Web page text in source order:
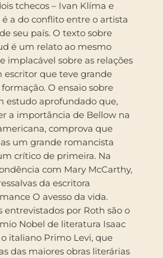
tchecos – Ivan Klíma e
a do conflito entre o artista
seu país. O texto sobre
é um relato ao mesmo
implacável sobre as relações
escritor que teve grande
O ensaio sobre
estudo aprofundado que,
a importância de Bellow na
comprova que
um grande romancista
crítico de primeira. Na
com Mary McCarthy,
da escritora
O avesso da vida.
entrevistados por Roth são o
Nobel de literatura Isaac
o italiano Primo Levi, que
das maiores obras literárias